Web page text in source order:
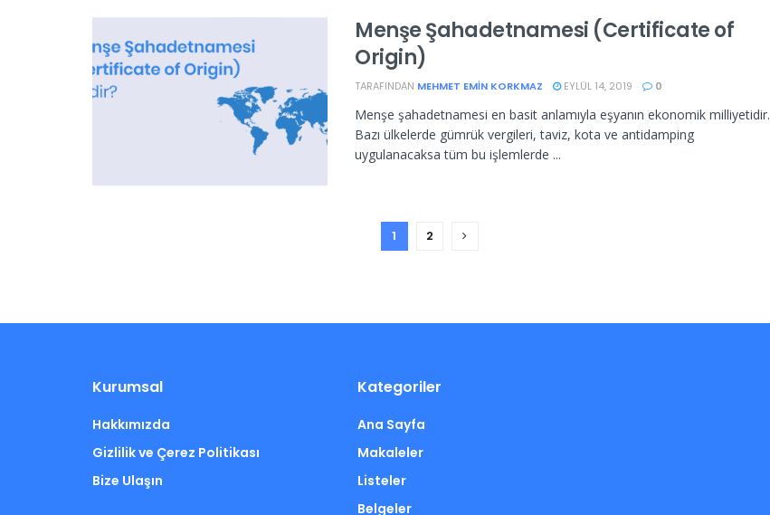
Menşe Şahadetnamesi (Certificate of
Origin)
TARAFINDAN MEHMET EMIN KORKMAZ EYLÜL 14, 2019 0
Menşe şahadetnamesi en basit anlamıyla eşyanın ekonomik milliyetidir.
Bazı ülkelerde gümrük vergileri, taviz, kota ve antidamping
uygulanacaksa tüm bu işlemlerde ...
1 2
Kurumsal
Hakkımızda
Gizlilik ve Çerez Politikası
Bize Ulaşın
Kategoriler
Ana Sayfa
Makaleler
Listeler
Belgeler